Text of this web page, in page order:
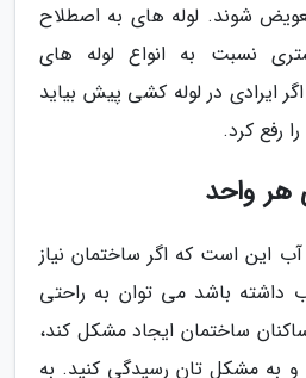
تعویض شوند. لوله های به اصطلاح
نسبت به انواع لوله های
اگر ایرادی در لوله کشی پیش بیاید
رفع کرد.
هر واحد
این است که اگر ساختمان نیاز
داشته باشد می توان به راحتی
ساختمان ایجاد مشکل کند،
به مشکل تان رسیدگی کنید. به